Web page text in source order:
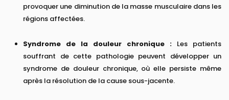
provoquer une diminution de la masse musculaire dans les
régions affectées.
Syndrome de la douleur chronique : Les patients
souffrant de cette pathologie peuvent développer un
syndrome de douleur chronique, où elle persiste même
après la résolution de la cause sous-jacente.